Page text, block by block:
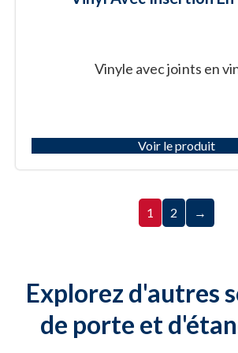
Vinyle avec joints en
Voir le produit
1 2 →
Explorez d'autres
de porte et